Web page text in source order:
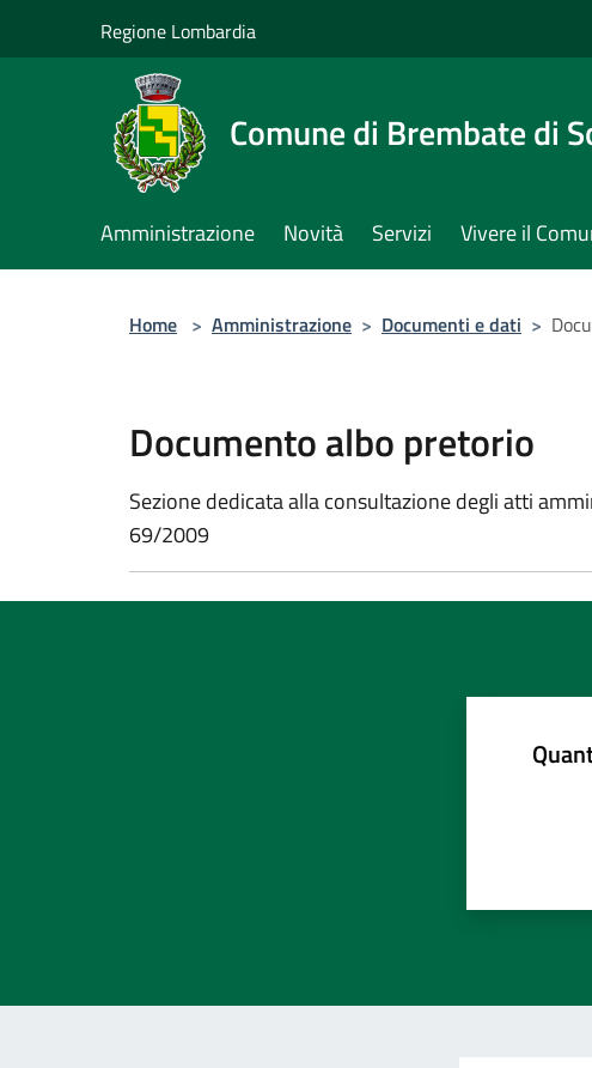
Regione Lombardia
Comune di Brembate di
Amministrazione Novità Servizi Vivere il
Home > Amministrazione > Documenti e dati >
Documento albo pretorio
Sezione dedicata alla consultazione degli atti
69/2009